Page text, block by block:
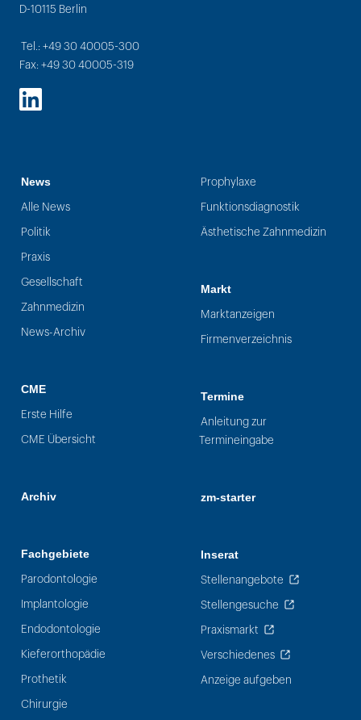
D-10115 Berlin
Tel.: +49 30 40005-300
Fax: +49 30 40005-319
LinkedIn
News
Alle News
Politik
Praxis
Gesellschaft
Zahnmedizin
News-Archiv
CME
Erste Hilfe
CME Übersicht
Archiv
Fachgebiete
Parodontologie
Implantologie
Endodontologie
Kieferorthopädie
Prothetik
Chirurgie
Prophylaxe
Funktionsdiagnostik
Ästhetische Zahnmedizin
Markt
Marktanzeigen
Firmenverzeichnis
Termine
Anleitung zur
Termineingabe
zm-starter
Inserat
Stellenangebote
Stellengesuche
Praxismarkt
Verschiedenes
Anzeige aufgeben